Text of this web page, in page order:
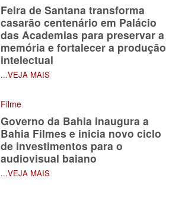
Feira de Santana transforma
casarão centenário em Palácio
das Academias para preservar a
memória e fortalecer a produção
intelectual
...VEJA MAIS
Filme
Governo da Bahia inaugura a
Bahia Filmes e inicia novo ciclo
de investimentos para o
audiovisual baiano
...VEJA MAIS